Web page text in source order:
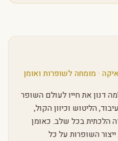
· מומחה לשופרות ואומן
שלמה דנון את חייו לעולם השופר
הליטוש וכיוון הקול,
הלכתית בכל שלב. כאומן
השופרות על כל